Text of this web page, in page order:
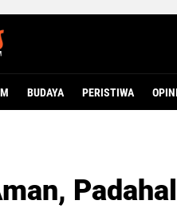
BUDAYA PERISTIWA OPINI